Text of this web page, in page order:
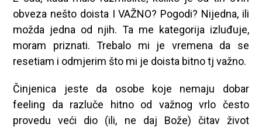
obveza nešto doista I VAŽNO? Pogodi? Nijedna, ili
možda jedna od njih. Ta me kategorija izluđuje,
moram priznati. Trebalo mi je vremena da se
resetiam i odmjerim što mi je doista bitno tj važno.
Činjenica jeste da osobe koje nemaju dobar
feeling da razluče hitno od važnog vrlo često
provedu veći dio (ili, ne daj Bože) čitav život